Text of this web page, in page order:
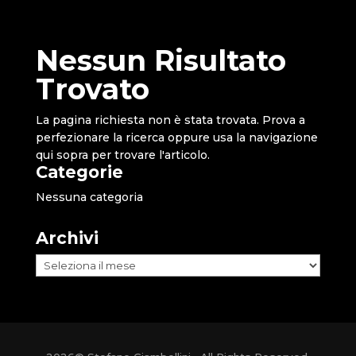
Nessun Risultato
Trovato
La pagina richiesta non è stata trovata. Prova a
perfezionare la ricerca oppure usa la navigazione
qui sopra per trovare l'articolo.
Categorie
Nessuna categoria
Archivi
Archivi